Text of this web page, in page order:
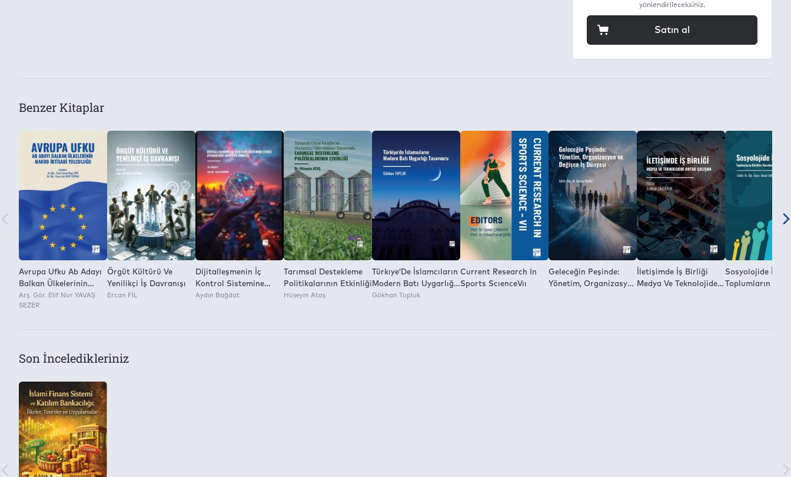
Gazi Kitabevi
Toplam Kullanılabilecek Cihaz Adedi:
Kitap Dosyasını Farklı Kaydetme ve Dijital Ortamda Çoğaltma İzni:
yönlendirileceksiniz.
Satın al
Benzer Kitaplar
Avrupa Ufku Ab Adayı
Balkan Ülkelerinin
Makro İktisadi
Yolculuğu
Arş. Gör. Elif Nur YAVAŞ
SEZER
Örgüt Kültürü Ve
Yenilikçi İş Davranışı
Ercan FİL
Dijitalleşmenin İç
Kontrol Sistemine
Etkisi
Aydın Bağdat
Tarımsal Destekleme
Politikalarının Etkinliği
Hüseyin Ataş
Türkıye’De İslamcıların
Modern Batı Uygarlığı
Tasavvuru
Gökhan Topluk
Current Research In
Sports ScıenceVıı
Geleceğin Peşinde:
Yönetim, Organizasyon
İletişimde İş Birliği
Medya Ve Teknolojide
Sosyolojide
Toplumların
Son İnceledikleriniz